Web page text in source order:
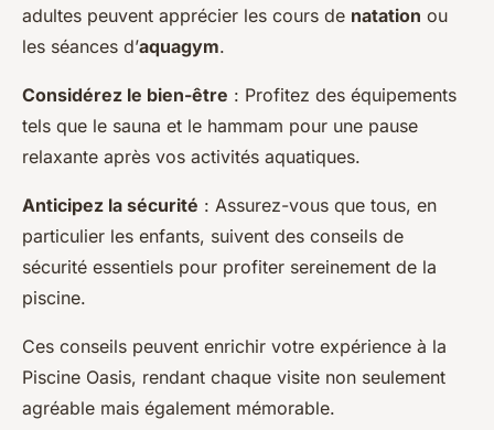
adultes peuvent apprécier les cours de natation ou
les séances d’aquagym.
Considérez le bien-être : Profitez des équipements
tels que le sauna et le hammam pour une pause
relaxante après vos activités aquatiques.
Anticipez la sécurité : Assurez-vous que tous, en
particulier les enfants, suivent des conseils de
sécurité essentiels pour profiter sereinement de la
piscine.
Ces conseils peuvent enrichir votre expérience à la
Piscine Oasis, rendant chaque visite non seulement
agréable mais également mémorable.